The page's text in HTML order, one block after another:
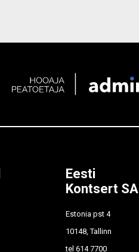
Eesti
Kontsert SA
Estonia pst 4
10148, Tallinn
tel 614 7700